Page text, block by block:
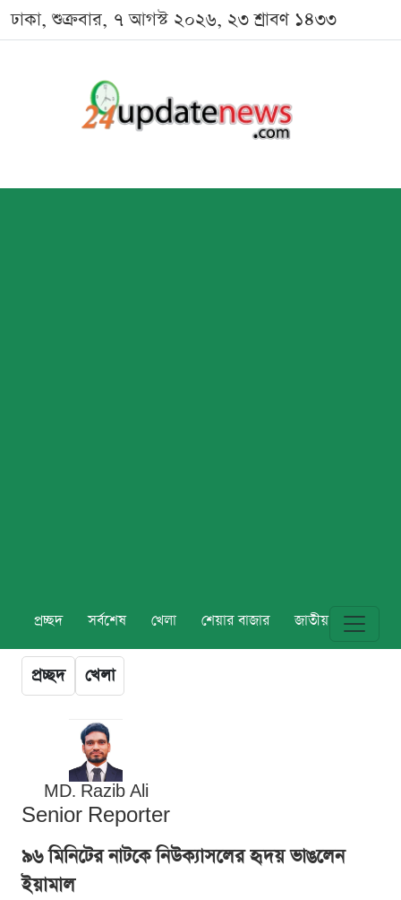
ঢাকা, শুক্রবার, ৭ আগস্ট ২০২৬, ২৩ শ্রাবণ ১৪৩৩
প্রচ্ছদ সর্বশেষ খেলা শেয়ার বাজার জাতীয় বিশ্ব
প্রচ্ছদ খেলা
MD. Razib Ali
Senior Reporter
৯৬ মিনিটের নাটকে নিউক্যাসলের হৃদয় ভাঙলেন
ইয়ামাল